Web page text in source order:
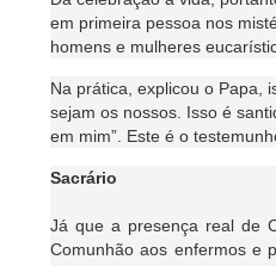
em primeira pessoa nos
homens e mulheres
Na prática, explicou o Papa,
sejam os nossos. Isso é
em mim”. Este é o
Sacrário
Já que a presença real de
Comunhão aos enfermos e